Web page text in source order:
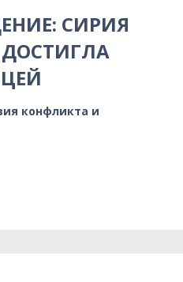
СИРИЯ
конфликта и